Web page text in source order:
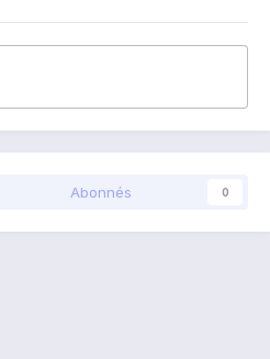
Abonnés 0